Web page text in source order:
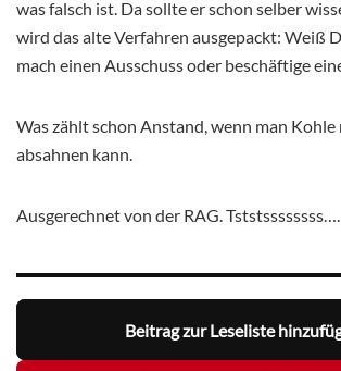
was falsch ist. Da sollte er schon selber
wird das alte Verfahren ausgepackt: Weiß
mach einen Ausschuss oder beschäftige
Was zählt schon Anstand, wenn man Kohle
absahnen kann.
Ausgerechnet von der RAG.
Beitrag zur Leseliste